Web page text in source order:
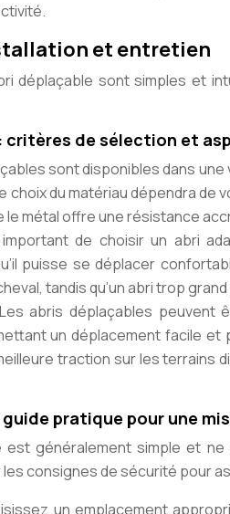
et entretien
déplaçable sont simples et
critères de sélection et
sont disponibles dans
choix du matériau dépendra de
le métal offre une résistance
de choisir un abri
puisse se déplacer
tandis qu’un abri trop
Les abris déplaçables peuvent
un déplacement facile
traction sur les terrains
pratique pour une
est généralement simple et
consignes de sécurité pour
un emplacement